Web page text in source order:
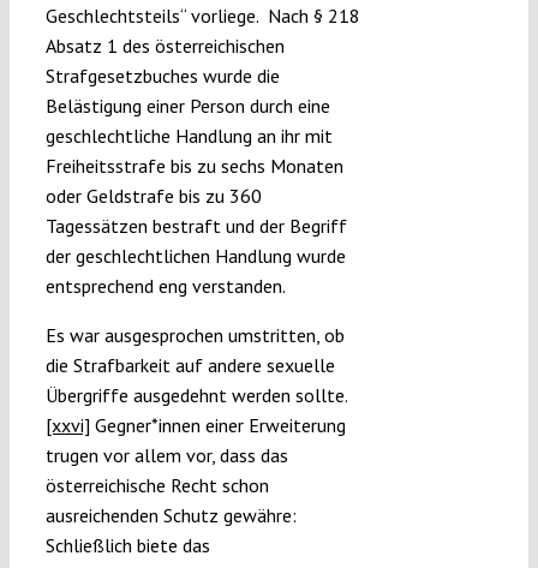
Geschlechtsteils“ vorliege. Nach § 218
Absatz 1 des österreichischen
Strafgesetzbuches wurde die
Belästigung einer Person durch eine
geschlechtliche Handlung an ihr mit
Freiheitsstrafe bis zu sechs Monaten
oder Geldstrafe bis zu 360
Tagessätzen bestraft und der Begriff
der geschlechtlichen Handlung wurde
entsprechend eng verstanden.
Es war ausgesprochen umstritten, ob
die Strafbarkeit auf andere sexuelle
Übergriffe ausgedehnt werden sollte.
[xxvi] Gegner*innen einer Erweiterung
trugen vor allem vor, dass das
österreichische Recht schon
ausreichenden Schutz gewähre:
Schließlich biete das